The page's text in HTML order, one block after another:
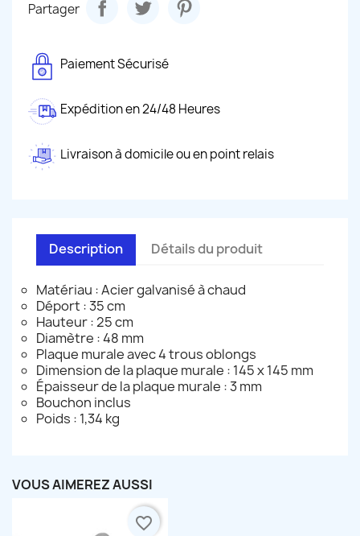
Partager
Paiement Sécurisé
Expédition en 24/48 Heures
Livraison à domicile ou en point relais
Description Détails du produit
Matériau : Acier galvanisé à chaud
Déport : 35 cm
Hauteur : 25 cm
Diamètre : 48 mm
Plaque murale avec 4 trous oblongs
Dimension de la plaque murale : 145 x 145 mm
Épaisseur de la plaque murale : 3 mm
Bouchon inclus
Poids : 1,34 kg
VOUS AIMEREZ AUSSI
favorite_border